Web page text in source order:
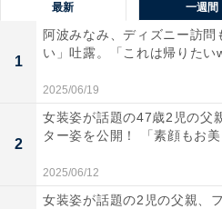
最新 一週間
1
阿波みなみ、ディズニー訪問
い」吐露。「これは帰りたい
2025/06/19
2
女装姿が話題の47歳2児の父
ター姿を公開！ 「素顔もお
2025/06/12
女装姿が話題の2児の父親、